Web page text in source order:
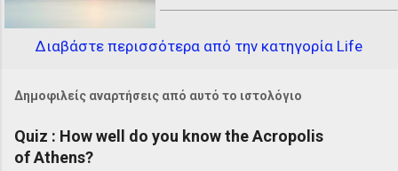
Διαβάστε περισσότερα από την κατηγορία Life
Δημοφιλείς αναρτήσεις από αυτό το ιστολόγιο
Quiz : How well do you know the Acropolis
of Athens?